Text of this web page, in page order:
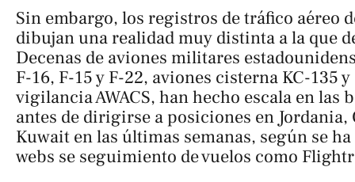
Sin embargo, los registros de tráfico aéreo
dibujan una realidad muy distinta a la que
Decenas de aviones militares
F-16, F-15 y F-22, aviones cisterna KC-135
vigilancia AWACS, han hecho escala en las
antes de dirigirse a posiciones en Jordania,
Kuwait en las últimas semanas, según se
webs se seguimiento de vuelos como